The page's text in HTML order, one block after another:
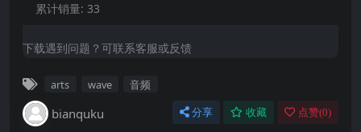
累计销量: 33
下载遇到问题？可联系客服或反馈
arts wave 音频
bianquku 分享 收藏 点赞(0)